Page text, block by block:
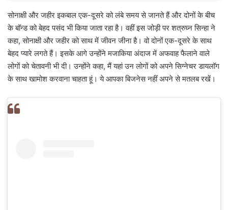
सोनाक्षी और जहीर इकबाल एक-दूसरे को लंबे समय से जानते हैं और दोनों के बीच
के बॉन्ड को बेहद पसंद भी किया जाता रहा है। वहीं इस जोड़ी पर शत्रुघ्न सिन्हा ने
कहा, सोनाक्षी और जहीर को साथ में जीवन जीना है। वो दोनों एक-दूसरे के साथ
बेहद प्यारे लगते हैं। इसके आगे उन्होंने मजाकिया अंदाज में अफवाह फैलाने वाले
लोगों को चेतावनी भी दी। उन्होंने कहा, मैं यहां उन लोगों को अपने सिग्नेचर डायलॉग
के साथ खामोश करवाना चाहता हूं। ये आपका बिजनेस नहीं अपने से मतलब रखें।